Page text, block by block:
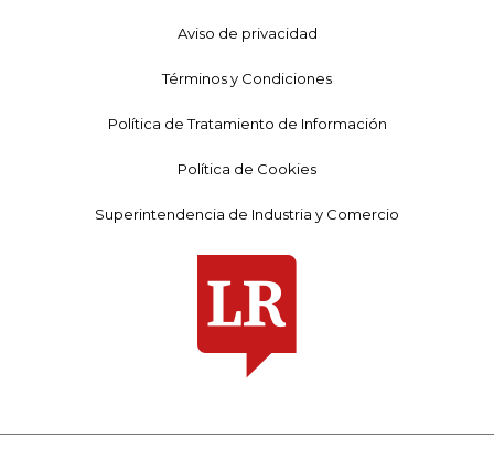
Aviso de privacidad
Términos y Condiciones
Política de Tratamiento de Información
Política de Cookies
Superintendencia de Industria y Comercio